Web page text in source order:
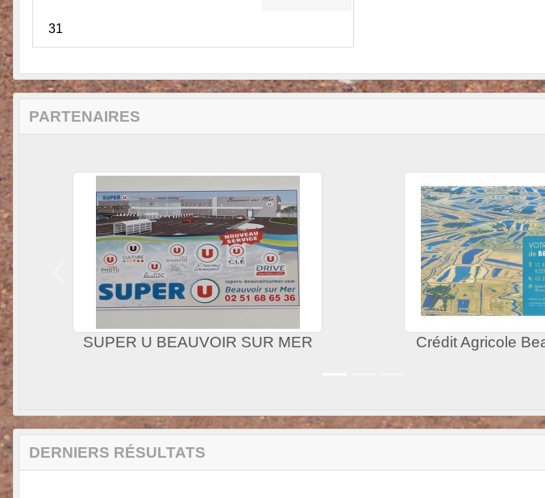
31
PARTENAIRES
Beauvoir Sur Mer Garage MARTIN BEAUVOIR SUR MER
Précedent
DERNIERS RÉSULTATS